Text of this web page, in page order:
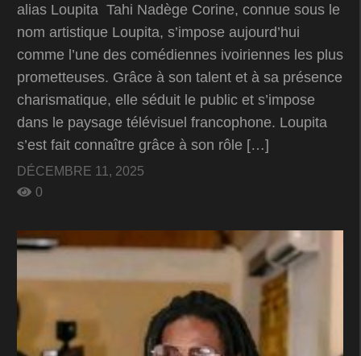
alias Loupita Tahi Nadège Corine, connue sous le
nom artistique Loupita, s’impose aujourd’hui
comme l’une des comédiennes ivoiriennes les plus
prometteuses. Grâce à son talent et à sa présence
charismatique, elle séduit le public et s’impose
dans le paysage télévisuel francophone. Loupita
s’est fait connaître grâce à son rôle […]
DÉCEMBRE 11, 2025
0